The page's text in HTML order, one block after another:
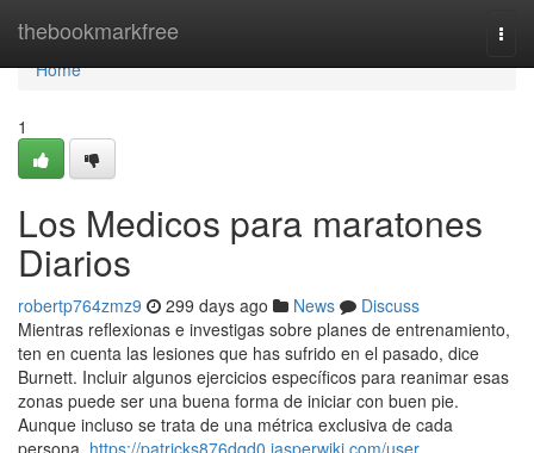
thebookmarkfree
Home
Home
1
Los Medicos para maratones
Diarios
robertp764zmz9 299 days ago News
Discuss
Mientras reflexionas e investigas sobre planes de entrenamiento,
ten en cuenta las lesiones que has sufrido en el pasado, dice
Burnett. Incluir algunos ejercicios específicos para reanimar esas
zonas puede ser una buena forma de iniciar con buen pie.
Aunque incluso se trata de una métrica exclusiva de cada
persona, https://patricks876dqd0.jasperwiki.com/user